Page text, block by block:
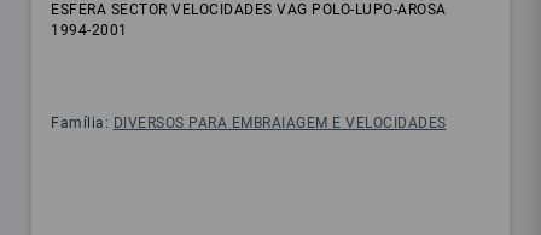
ESFERA SECTOR VELOCIDADES VAG POLO-LUPO-AROSA
1994-2001
Família: DIVERSOS PARA EMBRAIAGEM E VELOCIDADES